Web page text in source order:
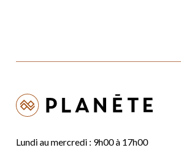
Lundi au mercredi : 9h00 à 17h00